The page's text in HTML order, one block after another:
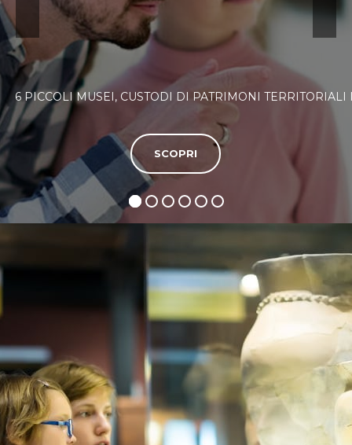
6 PICCOLI MUSEI, CUSTODI DI PATRIMONI
SCOPRI